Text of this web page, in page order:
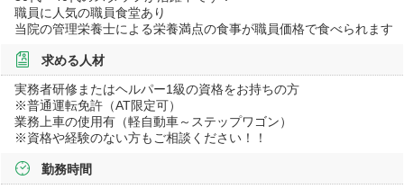
職員に人気の職員食堂あり
当院の管理栄養士による栄養満点の食事が職員価格で食べられます
求める人材
実務者研修またはヘルパー1級の資格をお持ちの方
※普通運転免許（AT限定可）
業務上車の使用有（軽自動車～ステップワゴン）
※資格や経験のない方もご相談ください！！
勤務時間